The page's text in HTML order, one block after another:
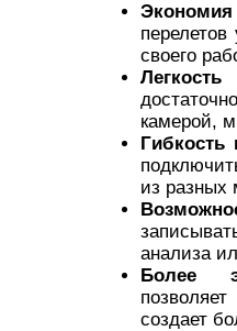
Экономия
перелетов
своего
Легкость
камерой,
Гибкость
из разных
анализа
Более
создает